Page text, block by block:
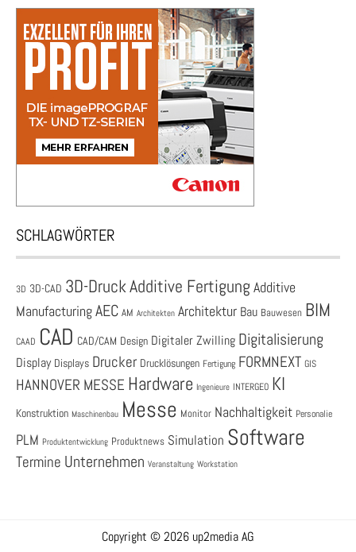
SCHLAGWÖRTER
3D 3D-CAD 3D-DruckAdditive Fertigung Additive
ManufacturingAEC AM Architekten Architektur Bau Bauwesen BIM
CAAD CAD CAD/CAM Design Digitaler Zwilling Digitalisierung
Display Displays Drucker Drucklösungen Fertigung FORMNEXT GIS
HANNOVER MESSE Hardware Ingenieure INTERGEO KI
Konstruktion Maschinenbau Messe Monitor Nachhaltigkeit Personalie
PLM Produktentwicklung Produktnews Simulation Software
Termine Unternehmen Veranstaltung Workstation
Copyright © 2026 up2media AG